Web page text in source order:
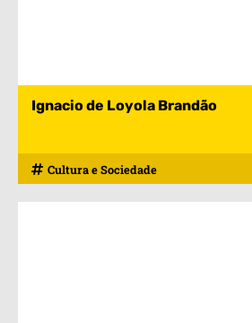
Ignacio de Loyola Brandão
Cultura e Sociedade